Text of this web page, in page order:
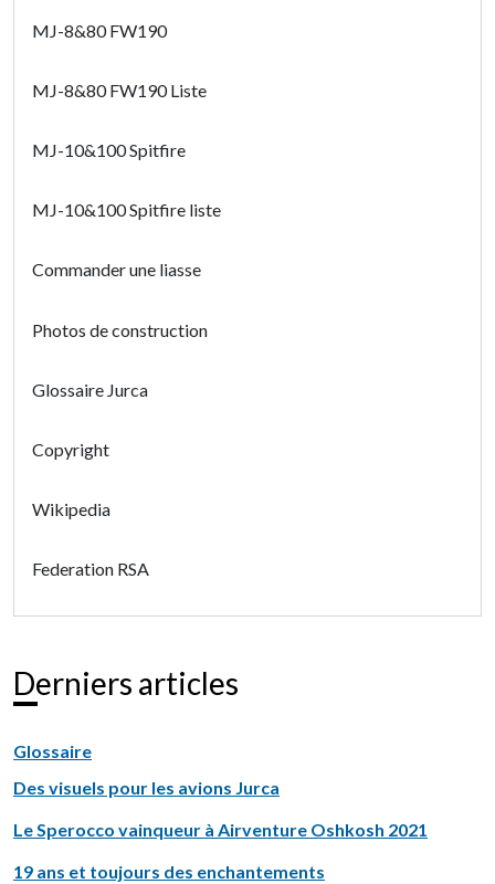
MJ-8&80 FW190
MJ-8&80 FW190 Liste
MJ-10&100 Spitfire
MJ-10&100 Spitfire liste
Commander une liasse
Photos de construction
Glossaire Jurca
Copyright
Wikipedia
Federation RSA
Derniers articles
Glossaire
Des visuels pour les avions Jurca
Le Sperocco vainqueur à Airventure Oshkosh 2021
19 ans et toujours des enchantements